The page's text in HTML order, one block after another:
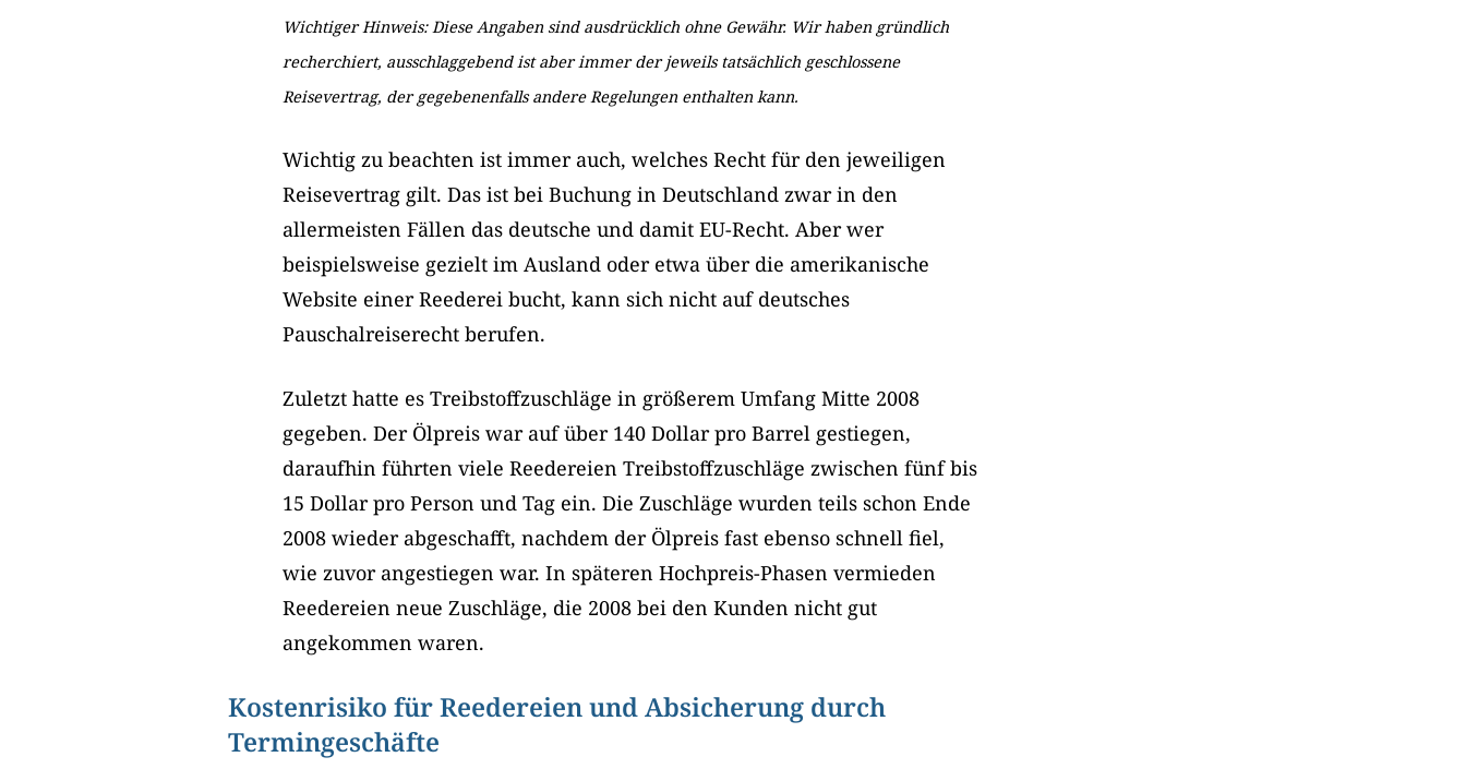
Wichtiger Hinweis: Diese Angaben sind ausdrücklich ohne Gewähr. Wir haben gründlich
recherchiert, ausschlaggebend ist aber immer der jeweils tatsächlich geschlossene
Reisevertrag, der gegebenenfalls andere Regelungen enthalten kann.
Wichtig zu beachten ist immer auch, welches Recht für den jeweiligen
Reisevertrag gilt. Das ist bei Buchung in Deutschland zwar in den
allermeisten Fällen das deutsche und damit EU-Recht. Aber wer
beispielsweise gezielt im Ausland oder etwa über die amerikanische
Website einer Reederei bucht, kann sich nicht auf deutsches
Pauschalreiserecht berufen.
Zuletzt hatte es Treibstoffzuschläge in größerem Umfang Mitte 2008
gegeben. Der Ölpreis war auf über 140 Dollar pro Barrel gestiegen,
daraufhin führten viele Reedereien Treibstoffzuschläge zwischen fünf bis
15 Dollar pro Person und Tag ein. Die Zuschläge wurden teils schon Ende
2008 wieder abgeschafft, nachdem der Ölpreis fast ebenso schnell fiel,
wie zuvor angestiegen war. In späteren Hochpreis-Phasen vermieden
Reedereien neue Zuschläge, die 2008 bei den Kunden nicht gut
angekommen waren.
Kostenrisiko für Reedereien und Absicherung durch
Termingeschäfte